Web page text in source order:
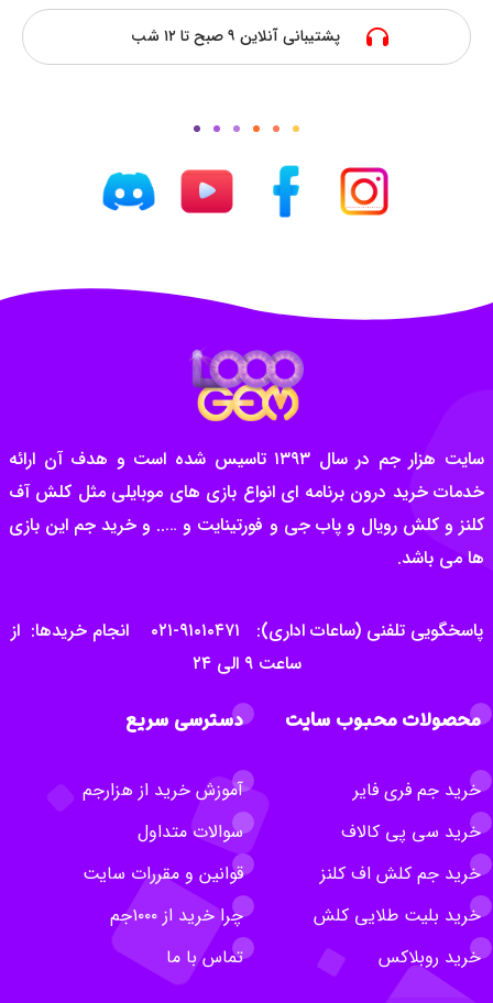
پشتیبانی آنلاین ۹ صبح تا ۱۲ شب
سایت هزار جم در سال ۱۳۹۳ تاسیس شده است و هدف آن ارائه
خدمات خرید درون برنامه ای انواع بازی های موبایلی مثل کلش آف
کلنز و کلش رویال و پاب جی و فورتینایت و ….. و خرید جم این بازی
ها می باشد.
پاسخگویی تلفنی (ساعات اداری): ۹۱۰۱۰۴۷۱-۰۲۱ انجام خریدها: از
ساعت ۹ الی ۲۴
محصولات محبوب سایت
خرید جم فری فایر
خرید سی پی کالاف
خرید جم کلش اف کلنز
خرید بلیت طلایی کلش
خرید روبلاکس
دسترسی سریع
آموزش خرید از هزارجم
سوالات متداول
قوانین و مقررات سایت
چرا خرید از ۱۰۰۰جم
تماس با ما